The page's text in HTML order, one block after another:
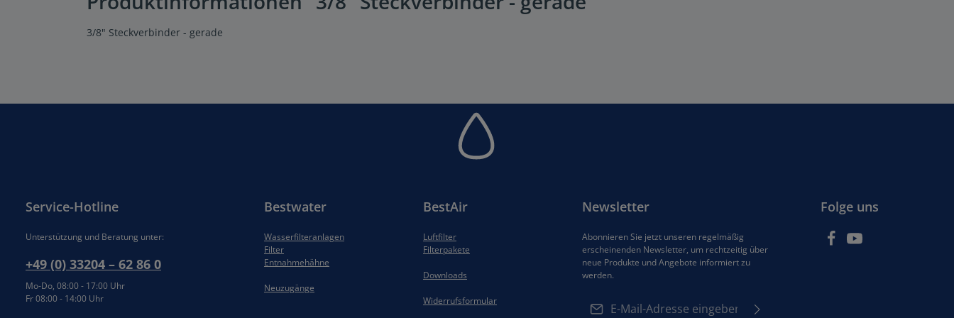
3/8" Steckverbinder - gerade
Service-Hotline
Unterstützung und Beratung unter:
+49 (0) 33204 – 62 86 0
Mo-Do, 08:00 - 17:00 Uhr
Fr 08:00 - 14:00 Uhr
Bestwater
Wasserfilteranlagen
Filter
Entnahmehähne
Neuzugänge
BestAir
Luftfilter
Filterpakete
Downloads
Widerrufsformular
Newsletter
Abonnieren Sie jetzt unseren regelmäßig
erscheinenden Newsletter, um rechtzeitig über
neue Produkte und Angebote informiert zu
werden.
Folge uns